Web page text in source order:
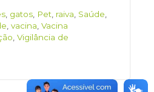
gatos Pet raiva Saúde
vacina Vacina
Vigilância de